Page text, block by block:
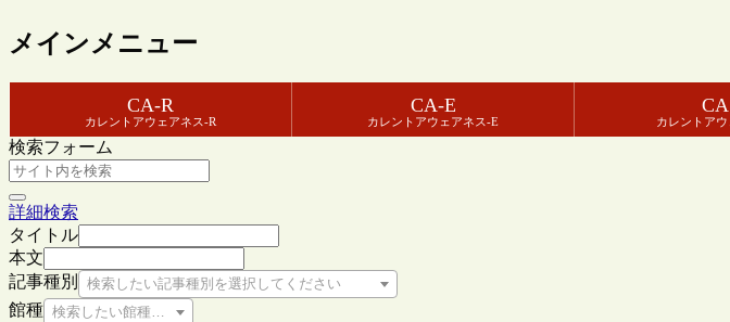
メインメニュー
CA-R
カレントアウェアネス-R
CA-E
カレントアウェアネス-E
CA
カレントアウ
検索フォーム
詳細検索
タイトル
本文
記事種別
検索したい記事種別を選択してください
館種 検索したい館種を選択してください